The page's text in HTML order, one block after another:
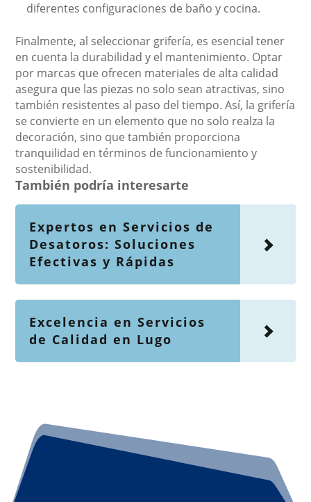
diferentes configuraciones de baño y cocina.
Finalmente, al seleccionar grifería, es esencial tener
en cuenta la durabilidad y el mantenimiento. Optar
por marcas que ofrecen materiales de alta calidad
asegura que las piezas no solo sean atractivas, sino
también resistentes al paso del tiempo. Así, la grifería
se convierte en un elemento que no solo realza la
decoración, sino que también proporciona
tranquilidad en términos de funcionamiento y
sostenibilidad.
También podría interesarte
Expertos en Servicios de
Desatoros: Soluciones
Efectivas y Rápidas
Excelencia en Servicios
de Calidad en Lugo